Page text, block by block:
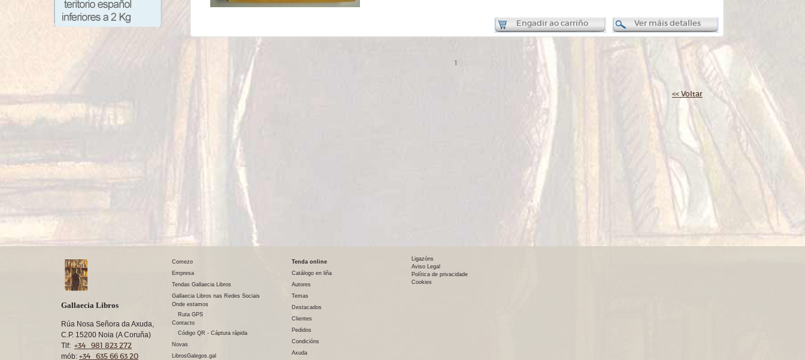
Engadir ao carriño Ver máis detalles
1
<< Voltar
Gallaecia Libros
Rúa Nosa Señora da Axuda,
C.P. 15200 Noia (A Coruña)
Tlf: +34 981 823 272
mób: +34 635 66 63 20
Comezo
Empresa
Tendas Gallaecia Libros
Gallaecia Libros nas Redes Sociais
Onde estamos
Ruta GPS
Contacto
Código QR - Cáptura rápida
Novas
LibrosGalegos.gal
Tenda online
Catálogo en liña
Autores
Temas
Destacados
Clientes
Pedidos
Condicións
Axuda
Ligazóns
Aviso Legal
Política de privacidade
Cookies